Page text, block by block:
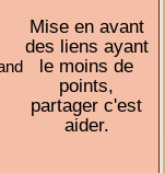
Mise en avant
des liens ayant
le moins de
points,
partager c'est
aider.